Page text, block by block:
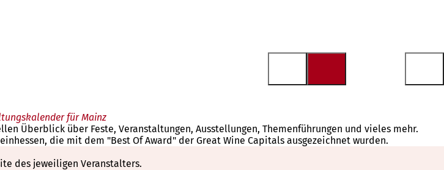
für Mainz
Überblick über Feste, Veranstaltungen, Ausstellungen, Themenführungen und vieles mehr.
die mit dem "Best Of Award" der Great Wine Capitals ausgezeichnet wurden.
des jeweiligen Veranstalters.